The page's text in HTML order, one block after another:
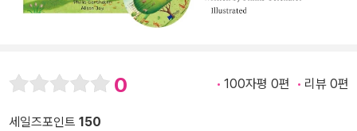
0 100자평 0편 리뷰 0편
세일즈포인트 150